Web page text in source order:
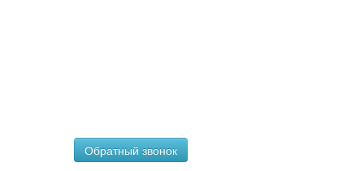
Обратный звонок